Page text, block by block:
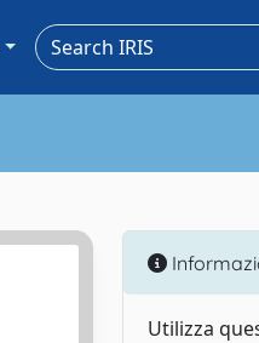
Utilizza